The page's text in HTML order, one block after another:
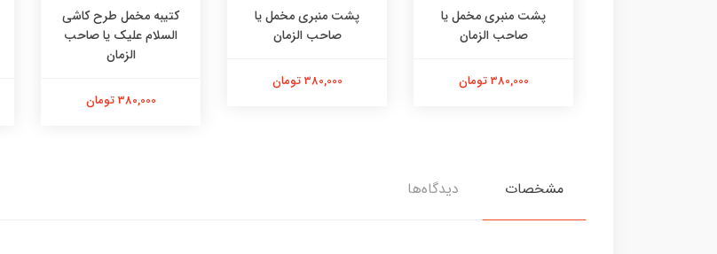
پشت منبری مخمل یا
صاحب الزمان
380,000 تومان
پشت منبری مخمل یا
صاحب الزمان
380,000 تومان
کتیبه مخمل طرح کاشی
السلام علیک یا صاحب
الزمان
380,000 تومان
مشخصات دیدگاه‌ها